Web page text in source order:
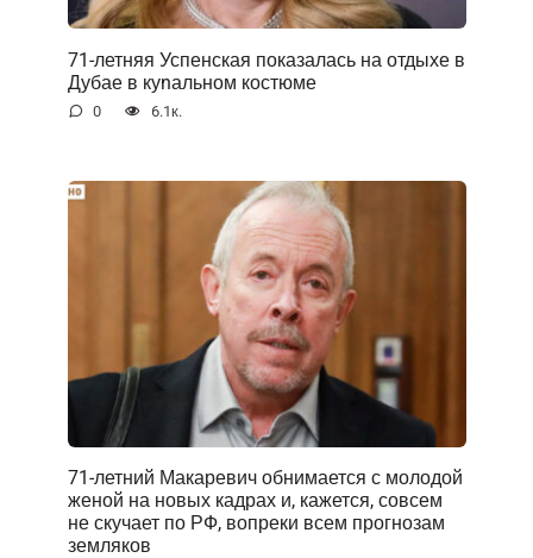
71-летняя Успенская показалась на отдыхе в
Дубае в куnальном костюме
0 6.1к.
71-летний Макаревич обнимается с молодой
женой на новых кадрах и, кажется, совсем
не скучает по РФ, вопреки всем прогнозам
земляков